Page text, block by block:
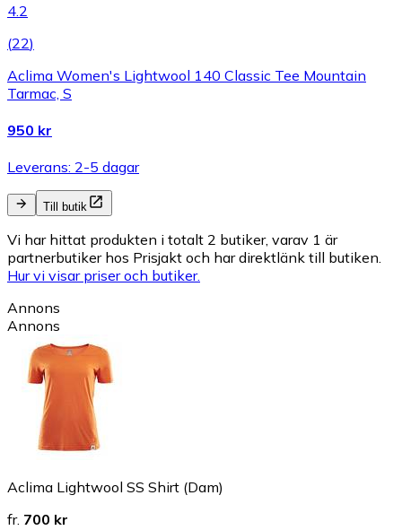
4.2
(22)
Aclima Women's Lightwool 140 Classic Tee Mountain
Tarmac, S
950 kr
Leverans: 2-5 dagar
Till butik
Vi har hittat produkten i totalt 2 butiker, varav 1 är
partnerbutiker hos Prisjakt och har direktlänk till butiken.
Hur vi visar priser och butiker.
Annons
Annons
Aclima Lightwool SS Shirt (Dam)
fr. 700 kr